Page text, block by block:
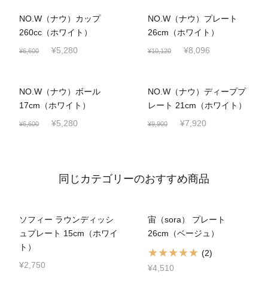
NO.W（ナウ）カップ
260cc（ホワイト）
¥6,600 ¥5,280
NO.W（ナウ）プレート
26cm（ホワイト）
¥10,120 ¥8,096
SALE
NO.W（ナウ）ボール
17cm（ホワイト）
¥6,600 ¥5,280
SALE
NO.W（ナウ）ディーププ
レート 21cm（ホワイト）
¥9,900 ¥7,920
同じカテゴリーのおすすめ商品
ソフィー ラウンディッシ
ュプレート 15cm（ホワイ
ト）
¥2,750
宙（sora） プレート
26cm（ベージュ）
(2)
¥4,510